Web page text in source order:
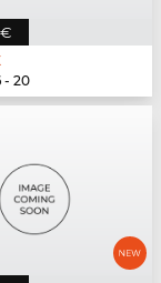
€
- 20